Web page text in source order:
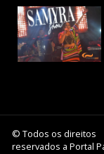
© Todos os direitos
reservados a Portal